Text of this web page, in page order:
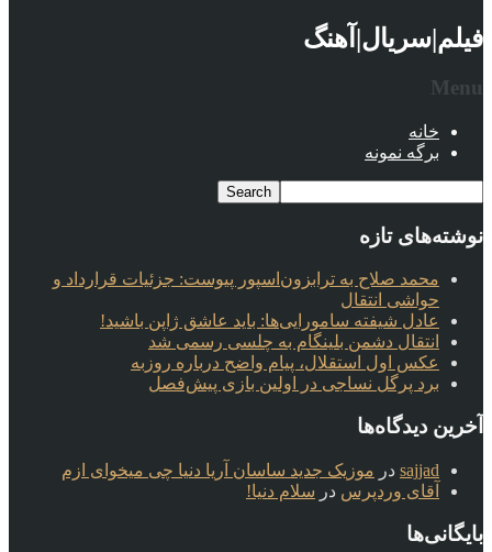
فیلم|سریال|آهنگ
Menu
خانه
برگه نمونه
نوشته‌های تازه
محمد صلاح به ترابزون‌اسپور پیوست: جزئیات قرارداد و
حواشی انتقال
عادل شیفته سامورایی‌ها: باید عاشق ژاپن باشید!
انتقال دشمن بلینگام به چلسی رسمی شد
عکس اول استقلال، پیام واضح درباره روزبه
برد پرگل نساجی در اولین بازی پیش‌فصل
آخرین دیدگاه‌ها
sajjad در موزیک جدید ساسان آریا دنیا چی میخوای ازم
آقای وردپرس در سلام دنیا!
بایگانی‌ها